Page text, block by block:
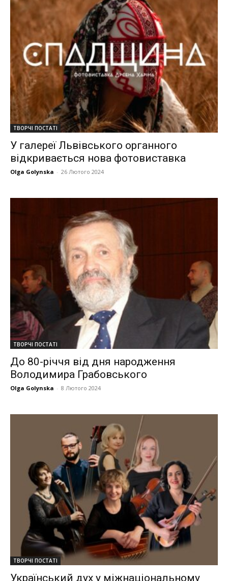
ТВОРЧІ ПОСТАТІ
У галереї Львівського органного
відкривається нова фотовиставка
Olga Golynska - 26 Лютого 2024
ТВОРЧІ ПОСТАТІ
До 80-річчя від дня народження
Володимира Грабовського
Olga Golynska - 8 Лютого 2024
ТВОРЧІ ПОСТАТІ
Український дух у міжнаціональному